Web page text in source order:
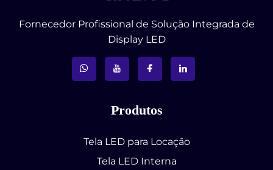
Fornecedor Profissional de Solução Integrada de
Display LED
Produtos
Tela LED para Locação
Tela LED Interna